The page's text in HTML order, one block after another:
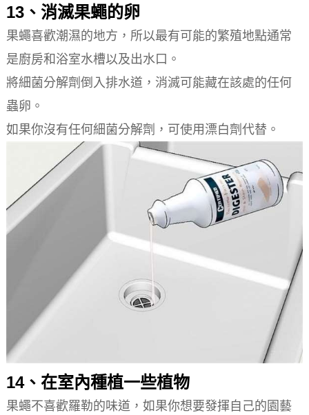
13、消滅果蠅的卵
果蠅喜歡潮濕的地方，所以最有可能的繁殖地點通常
是廚房和浴室水槽以及出水口。
將細菌分解劑倒入排水道，消滅可能藏在該處的任何
蟲卵。
如果你沒有任何細菌分解劑，可使用漂白劑代替。
14、在室內種植一些植物
果蠅不喜歡羅勒的味道，如果你想要發揮自己的園藝